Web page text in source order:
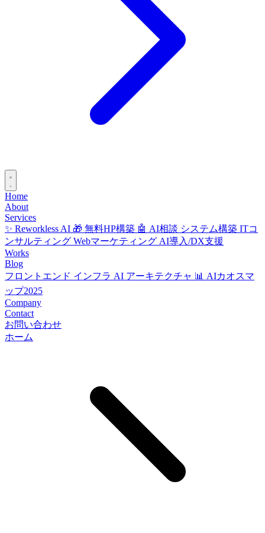
Home
About
Services
✨ Reworkless AI 🎁 無料HP構築 🤖 AI相談 システム構築 ITコ
ンサルティング Webマーケティング AI導入/DX支援
Works
Blog
フロントエンド インフラ AI アーキテクチャ 📊 AIカオスマ
ップ2025
Company
Contact
お問い合わせ
ホーム